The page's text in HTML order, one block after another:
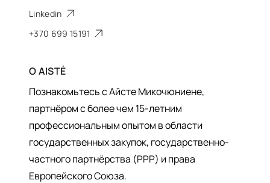
Linkedin
+370 699 15191
ОAISTĖ
Познакомьтесь с Айсте Микочюниене,
партнёром с более чем 15-летним
профессиональным опытом в области
государственных закупок, государственно-
частного партнёрства (PPP) и права
Европейского Союза.